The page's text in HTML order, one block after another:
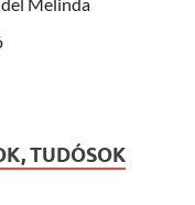
TUDÓSOK